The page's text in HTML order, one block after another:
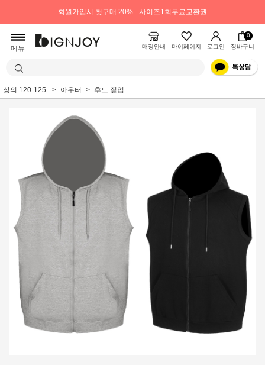
회원가입시 첫구매 20% 사이즈1회무료교환권
메뉴 매장안내 마이페이지 로그인
0
장바구니
상의 120-125 아우터 후드 짚업